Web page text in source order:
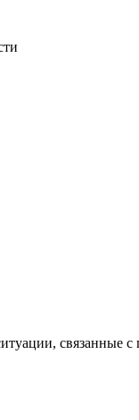
связанные